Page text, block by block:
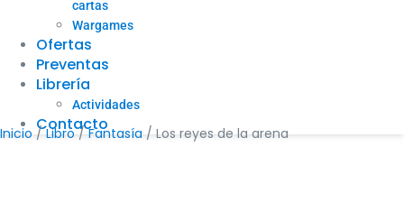
cartas
Wargames
Ofertas
Preventas
Librería
Actividades
Contacto
Inicio /Libro/Fantasía / Los reyes de la arena